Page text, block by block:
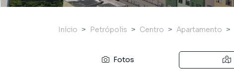
Início Petrópolis Centro Apartamento
Fotos